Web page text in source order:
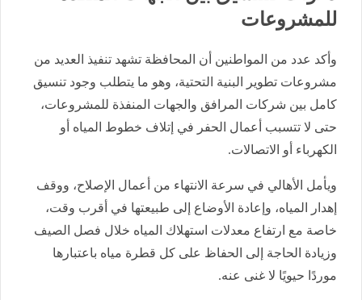
للمشروعات
وأكد عدد من المواطنين أن المحافظة تشهد تنفيذ العديد من
مشروعات تطوير البنية التحتية، وهو ما يتطلب وجود تنسيق
كامل بين شركات المرافق والجهات المنفذة للمشروعات،
حتى لا تتسبب أعمال الحفر في إتلاف خطوط المياه أو
الكهرباء أو الاتصالات.
ويأمل الأهالي في سرعة الانتهاء من أعمال الإصلاح، ووقف
إهدار المياه، وإعادة الأوضاع إلى طبيعتها في أقرب وقت،
خاصة مع ارتفاع معدلات استهلاك المياه خلال فصل الصيف
وزيادة الحاجة إلى الحفاظ على كل قطرة مياه باعتبارها
موردًا حيويًا لا غنى عنه.